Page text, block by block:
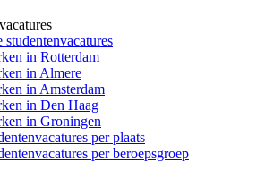
studentenvacatures
in Rotterdam
in Almere
in Amsterdam
in Den Haag
in Groningen
per plaats
per beroepsgroep